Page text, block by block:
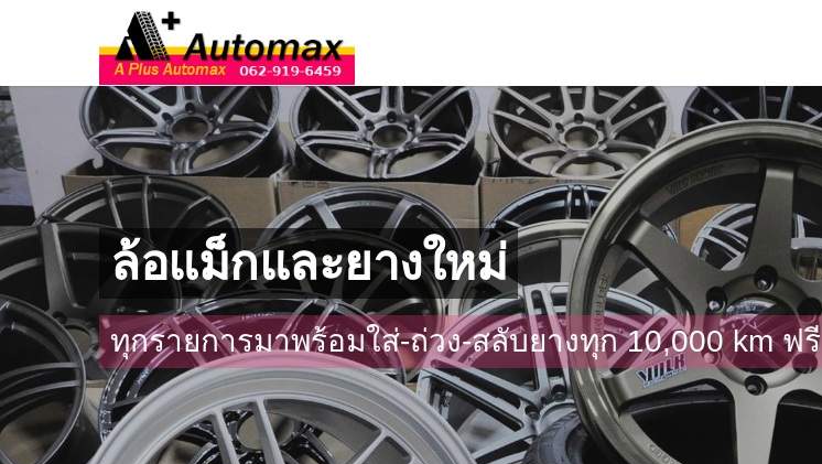
ล้อแม็กและยางใหม่
ทุกรายการมาพร้อมใส่-ถ่วง-สลับยางทุก 10,000 km ฟรี